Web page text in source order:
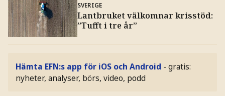
SVERIGE
Lantbruket välkomnar krisstöd:
”Tufft i tre år”
Hämta EFN:s app för iOS och Android - gratis:
nyheter, analyser, börs, video, podd